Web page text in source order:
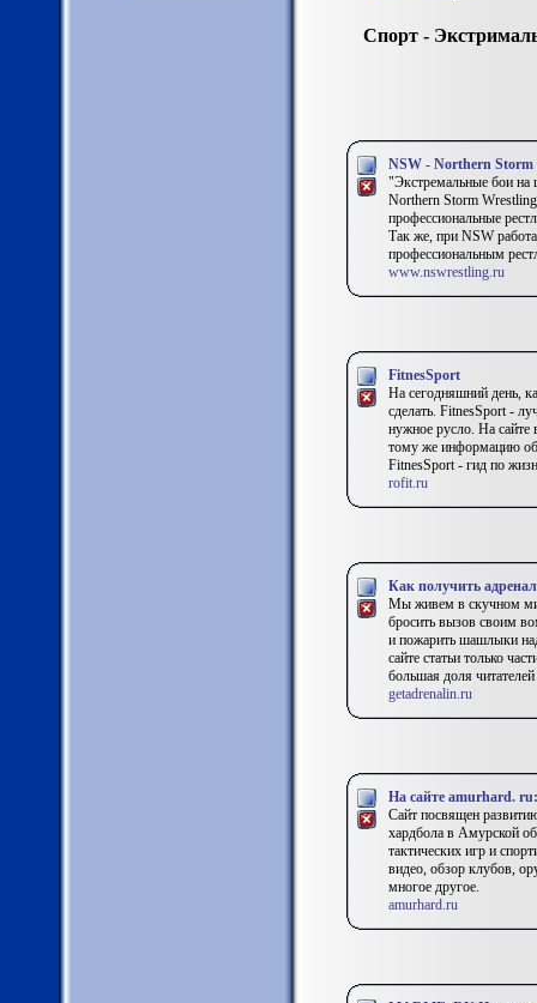
Спорт -
NSW - Northern Storm
"Экстремальные бои на
Northern Storm
профессиональные
Так же, при NSW
профессиональным
www.nswrestling.ru
FitnesSport
На сегодняшний день,
сделать. FitnesSport -
нужное русло. На сайте
тому же информацию об
FitnesSport - гид по
rofit.ru
Как получить
Мы живем в скучном
бросить вызов своим
и пожарить шашлыки
сайте статьи только
большая доля
getadrenalin.ru
На сайте amurhard.
Сайт посвящен
хардбола в Амурской
тактических игр и
видео, обзор клубов,
многое другое.
amurhard.ru